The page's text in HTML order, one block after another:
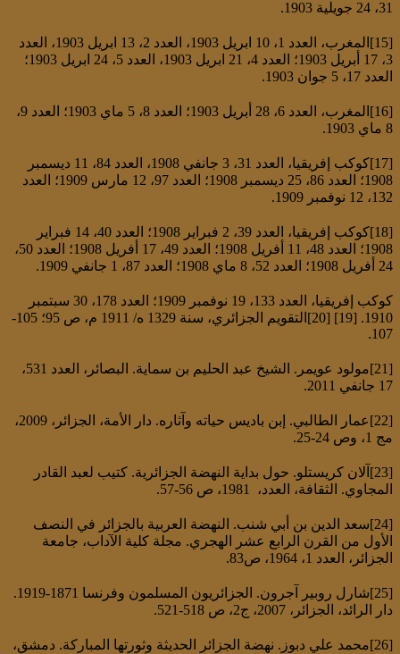
31، 24 جويلية 1903.
[15]المغرب، العدد 1، 10 ابريل 1903، العدد 2، 13 ابريل 1903، العدد
3، 17 أبريل 1903؛ العدد 4، 21 ابريل 1903، العدد 5، 24 ابريل 1903؛
العدد 17، 5 جوان 1903.
[16]المغرب، العدد 6، 28 أبريل 1903؛ العدد 8، 5 ماي 1903؛ العدد 9،
8 ماي 1903.
[17]كوكب إفريقيا، العدد 31، 3 جانفي 1908، العدد 84، 11 ديسمبر
1908؛ العدد 86، 25 ديسمبر 1908؛ العدد 97، 12 مارس 1909؛ العدد
132، 12 نوفمبر 1909.
[18]كوكب إفريقيا، العدد 39، 2 فبراير 1908؛ العدد 40، 14 فبراير
1908؛ العدد 48، 11 أفريل 1908؛ العدد 49، 17 أفريل 1908؛ العدد 50،
24 أفريل 1908؛ العدد 52، 8 ماي 1908؛ العدد 87، 1 جانفي 1909.
كوكب إفريقيا، العدد 133، 19 نوفمبر 1909؛ العدد 178، 30 سبتمبر
1910. [19] [20]التقويم الجزائري، سنة 1329 ه/ 1911 م، ص 95؛ 105-
107.
[21]مولود عويمر. الشيخ عبد الحليم بن سماية. البصائر، العدد 531،
17 جانفي 2011.
[22]عمار الطالبي. إبن باديس حياته وآثاره. دار الأمة، الجزائر، 2009،
مج 1، وص 24-25.
[23]آلان كريستلو. حول بداية النهضة الجزائرية. كتيب لعبد القادر
المجاوي. الثقافة، العدد، 1981، ص 56-57.
[24]سعد الدين بن أبي شنب. النهضة العربية بالجزائر في النصف
الأول من القرن الرابع عشر الهجري. مجلة كلية الآداب، جامعة
الجزائر، العدد 1، 1964، ص83.
[25]شارل روبير آجرون. الجزائريون المسلمون وفرنسا 1871-1919.
دار الرائد، الجزائر، 2007، ج2، ص 518-521.
[26]محمد علي دبوز. نهضة الجزائر الحديثة وثورتها المباركة. دمشق،